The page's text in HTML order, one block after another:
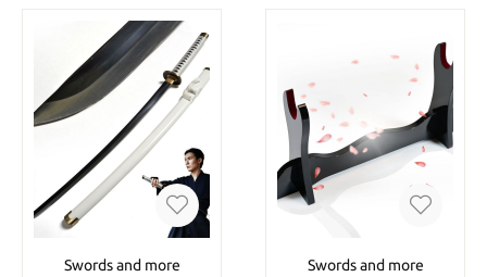
Swords and more Swords and more